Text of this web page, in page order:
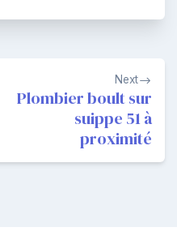
Next
Plombier boult sur
suippe 51 à
proximité